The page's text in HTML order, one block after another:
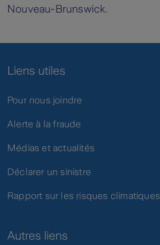
Nouveau-Brunswick.
Liens utiles
Pour nous joindre
Alerte à la fraude
Médias et actualités
Déclarer un sinistre
Rapport sur les risques climatiques
Autres liens